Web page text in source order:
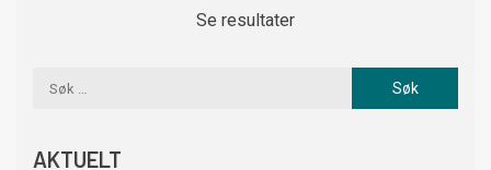
Se resultater
AKTUELT